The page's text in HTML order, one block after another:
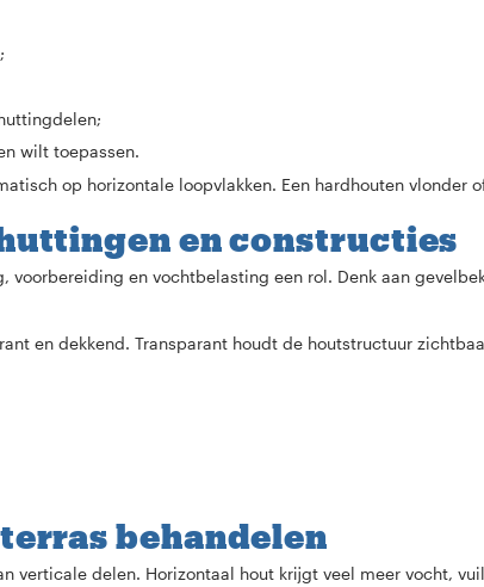
wilt toepassen.
op horizontale loopvlakken. Een hardhouten vlonder
en constructies
voorbereiding en vochtbelasting een rol. Denk aan
en dekkend. Transparant houdt de houtstructuur
behandelen
verticale delen. Horizontaal hout krijgt veel meer vocht,